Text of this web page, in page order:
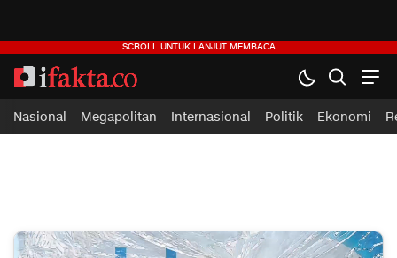
ifakta.co
#pastibenar
Nasional Megapolitan Internasional Politik Ekonomi